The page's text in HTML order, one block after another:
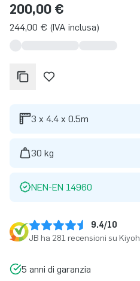
200,00 €
244,00 € (IVA inclusa)
3 x 4.4 x 0.5m
30 kg
NEN-EN 14960
9.4/10
JB ha 281 recensioni su Kiyoh
5 anni di garanzia